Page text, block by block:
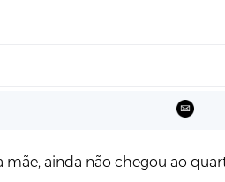
ainda não chegou ao